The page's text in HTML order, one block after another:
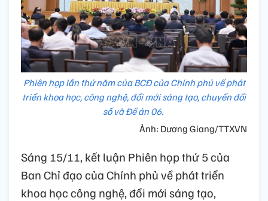
Phiên họp lần thứ năm của BCĐ của Chính phủ về phát
triển khoa học, công nghệ, đổi mới sáng tạo, chuyển đổi
số và Đề án 06.
Ảnh: Dương Giang/TTXVN
Sáng 15/11, kết luận Phiên họp thứ 5 của
Ban Chỉ đạo của Chính phủ về phát triển
khoa học công nghệ, đổi mới sáng tạo,